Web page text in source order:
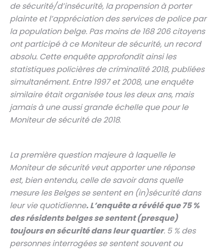
de sécurité/d’insécurité, la propension à porter
plainte et l’appréciation des services de police par
la population belge. Pas moins de 168 206 citoyens
ont participé à ce Moniteur de sécurité, un record
absolu. Cette enquête approfondit ainsi les
statistiques policières de criminalité 2018, publiées
simultanément. Entre 1997 et 2008, une enquête
similaire était organisée tous les deux ans, mais
jamais à une aussi grande échelle que pour le
Moniteur de sécurité de 2018.
La première question majeure à laquelle le
Moniteur de sécurité veut apporter une réponse
est, bien entendu, celle de savoir dans quelle
mesure les Belges se sentent en (in)sécurité dans
leur vie quotidienne. L’enquête a révélé que 75 %
des résidents belges se sentent (presque)
toujours en sécurité dans leur quartier. 5 % des
personnes interrogées se sentent souvent ou